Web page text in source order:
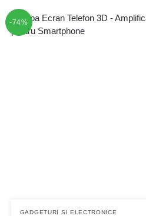
-74%
GADGETURI SI ELECTRONICE